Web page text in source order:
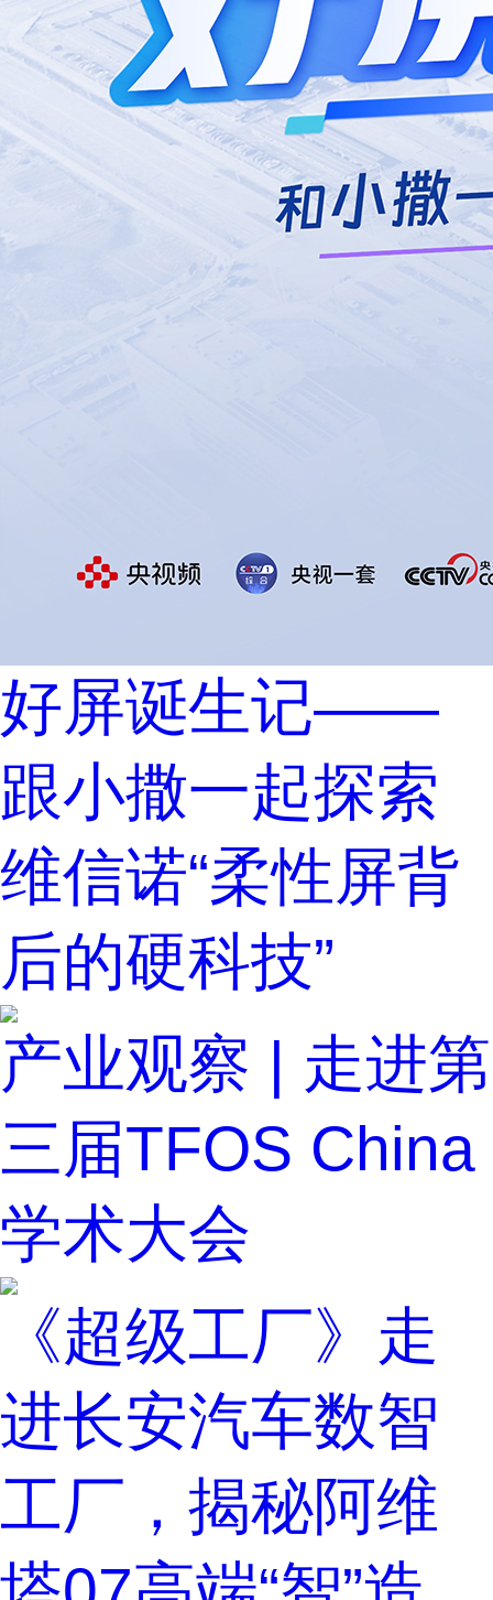
好屏诞生记——
跟小撒一起探索
维信诺“柔性屏背
后的硬科技”
产业观察 | 走进第
三届TFOS China
学术大会
《超级工厂》走
进长安汽车数智
工厂，揭秘阿维